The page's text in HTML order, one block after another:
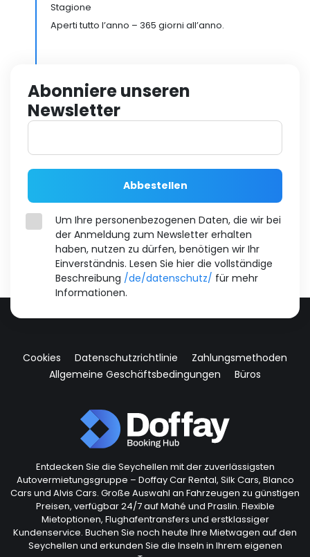
Stagione
Aperti tutto l’anno – 365 giorni all’anno.
Abonniere unseren
Newsletter
Abbestellen
Um Ihre personenbezogenen Daten, die wir bei
der Anmeldung zum Newsletter erhalten
haben, nutzen zu dürfen, benötigen wir Ihr
Einverständnis. Lesen Sie hier die vollständige
Beschreibung /de/datenschutz/ für mehr
Informationen.
Cookies Datenschutzrichtlinie
Zahlungsmethoden
Allgemeine Geschäftsbedingungen
Büros
Entdecken Sie die Seychellen mit der zuverlässigsten
Autovermietungsgruppe – Doffay Car Rental, Silk Cars, Blanco
Cars und Alvis Cars. Große Auswahl an Fahrzeugen zu günstigen
Preisen, verfügbar 24/7 auf Mahé und Praslin. Flexible
Mietoptionen, Flughafentransfers und erstklassiger
Kundenservice. Buchen Sie noch heute Ihre Mietwagen auf den
Seychellen und erkunden Sie die Inseln in Ihrem eigenen